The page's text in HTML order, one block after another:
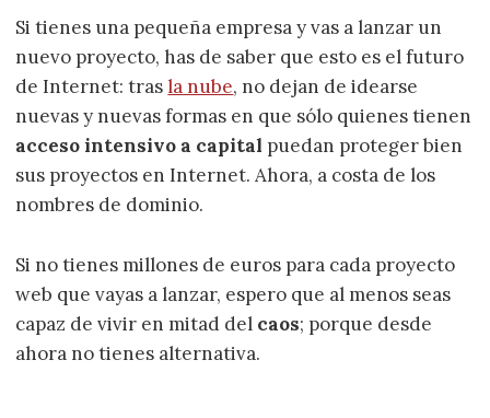
Si tienes una pequeña empresa y vas a lanzar un
nuevo proyecto, has de saber que esto es el futuro
de Internet: trasla nube, no dejan de idearse
nuevas y nuevas formas en que sólo quienes tienen
acceso intensivo a capital puedan proteger bien
sus proyectos en Internet. Ahora, a costa de los
nombres de dominio.
Si no tienes millones de euros para cada proyecto
web que vayas a lanzar, espero que al menos seas
capaz de vivir en mitad del caos; porque desde
ahora no tienes alternativa.